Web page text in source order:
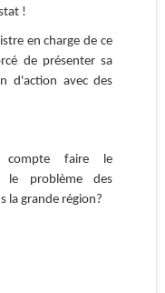
!
en charge de ce
de présenter sa
d'action avec des
faire le
le problème des
la grande région?